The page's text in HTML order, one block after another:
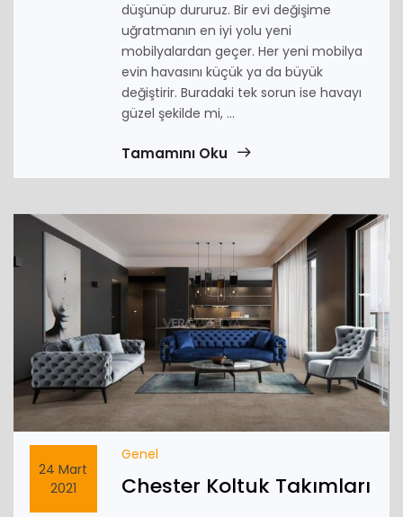
düşünüp dururuz. Bir evi değişime
uğratmanın en iyi yolu yeni
mobilyalardan geçer. Her yeni mobilya
evin havasını küçük ya da büyük
değiştirir. Buradaki tek sorun ise havayı
güzel şekilde mi, ...
Tamamını Oku
24 Mart
2021
Genel
Chester Koltuk Takımları